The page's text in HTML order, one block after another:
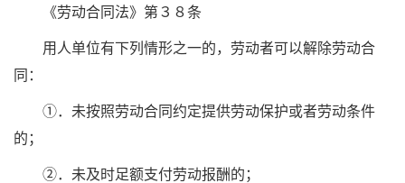
《劳动合同法》第３８条
用人单位有下列情形之一的，劳动者可以解除劳动合
同：
①．未按照劳动合同约定提供劳动保护或者劳动条件
的；
②．未及时足额支付劳动报酬的；